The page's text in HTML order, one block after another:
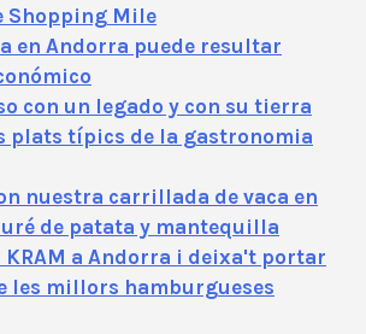
Shopping Mile
en Andorra puede resultar
con un legado y con su tierra
plats típics de la gastronomia
nuestra carrillada de vaca en
de patata y mantequilla
KRAM a Andorra i deixa't portar
les millors hamburgueses